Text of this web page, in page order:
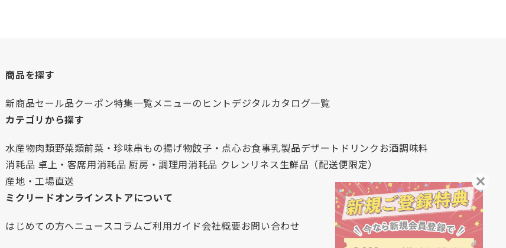
商品を探す
新商品セール品クーポン特集一覧メニューのヒントデジタルカタログ一覧
カテゴリから探す
水産物肉類野菜類前菜・珍味串もの揚げ物餃子・点心お食事乳製品デザート ドリンクお酒調味料
消耗品 卓上・客席用消耗品 厨房・調理用消耗品 クレンリネス生鮮品（配送便限定）
産地・工場直送
ミクリードオンラインストアについて
はじめての方へニュースコラムご利用ガイド会社概要お問い合わせ